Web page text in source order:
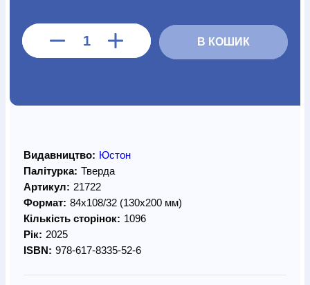
В КОШИК
Видавництво: Юстон
Палітурка: Тверда
Артикул: 21722
Формат: 84х108/32 (130х200 мм)
Кількість сторінок: 1096
Рік: 2025
ISBN: 978-617-8335-52-6